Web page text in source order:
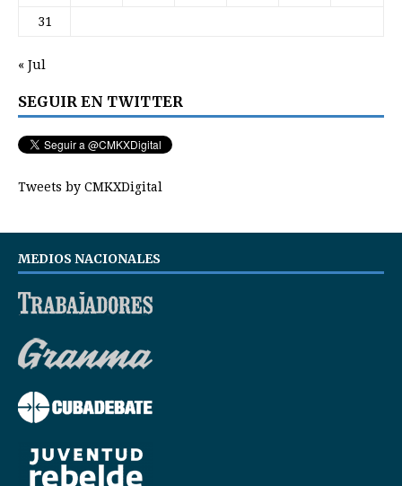
31
« Jul
SEGUIR EN TWITTER
Tweets by CMKXDigital
MEDIOS NACIONALES